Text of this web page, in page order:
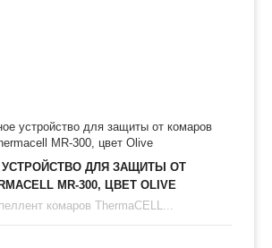
УСТРОЙСТВО ДЛЯ ЗАЩИТЫ ОТ
MR-300, ЦВЕТ OLIVE
комаров ThermaCELL...